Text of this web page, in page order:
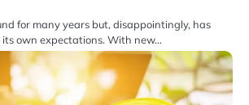
for many years but, disappointingly, has
its own expectations. With new…